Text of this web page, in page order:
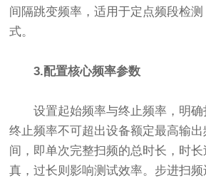
间隔跳变频率，适用于定点频段检
式。
3.配置核心频率参数
设置起始频率与终止频率，明确
终止频率不可超出设备额定最高输
间，即单次完整扫频的总时长，时
真，过长则影响测试效率。步进扫